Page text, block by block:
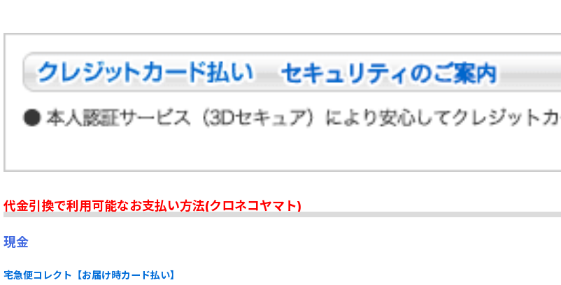
代金引換で利用可能なお支払い方法(クロネコヤマト)
現金
宅急便コレクト【お届け時カード払い】